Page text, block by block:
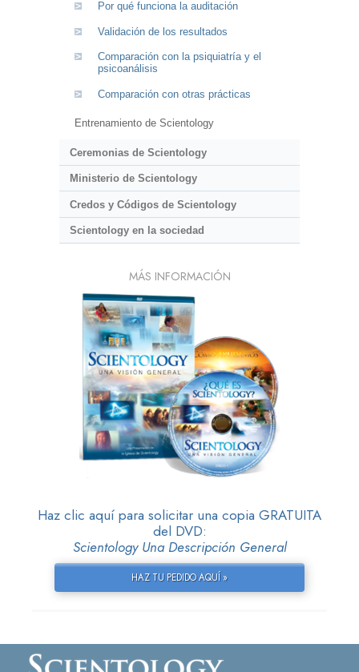
Por qué funciona la auditación
Validación de los resultados
Comparación con la psiquiatría y el
psicoanálisis
Comparación con otras prácticas
Entrenamiento de Scientology
Ceremonias de Scientology
Ministerio de Scientology
Credos y Códigos de Scientology
Scientology en la sociedad
MÁS INFORMACIÓN
Haz clic aquí para solicitar una copia GRATUITA
del DVD:
Scientology Una Descripción General
HAZ TU PEDIDO AQUÍ »